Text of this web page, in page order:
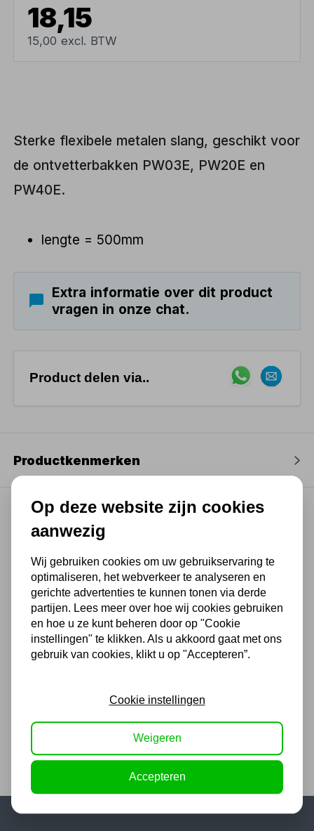
18,15
15,00 excl. BTW
Sterke flexibele metalen slang, geschikt voor
de ontvetterbakken PW03E, PW20E en
PW40E.
lengte = 500mm
Extra informatie over dit product
vragen in onze chat.
Product delen via..
Productkenmerken
Chat met ons van 9:00 tot 21:00 !
Voor 16.00 u besteld, dezelfde dag
verzonden
(Technische) Vragen ? Bel ons +31
Op deze website zijn cookies
aanwezig
Wij gebruiken cookies om uw gebruikservaring te
optimaliseren, het webverkeer te analyseren en
gerichte advertenties te kunnen tonen via derde
partijen. Lees meer over hoe wij cookies gebruiken
en hoe u ze kunt beheren door op "Cookie
instellingen" te klikken. Als u akkoord gaat met ons
gebruik van cookies, klikt u op "Accepteren”.
Cookie instellingen
Weigeren
Accepteren